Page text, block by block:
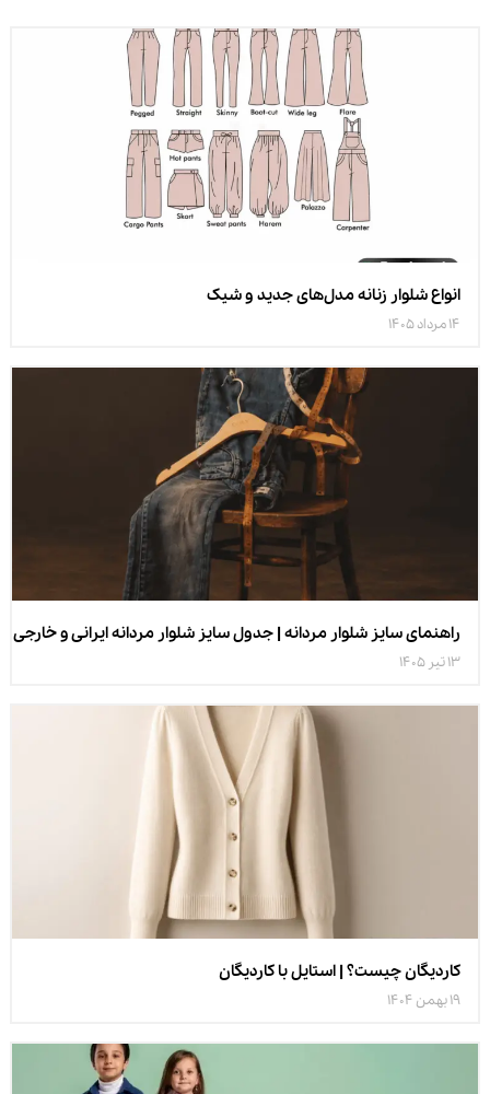
انواع شلوار زنانه مدل‌های جدید و شیک
14 مرداد 1405
راهنمای سایز شلوار مردانه | جدول سایز شلوار مردانه ایرانی و خارجی
13 تیر 1405
کاردیگان چیست؟ | استایل با کاردیگان
19 بهمن 1404